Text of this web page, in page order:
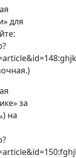
для
за
на